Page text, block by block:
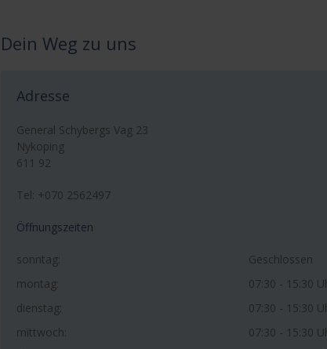
Dein Weg zu uns
Adresse
General Schybergs Vag 23
Nykoping
611 92
Tel: +070 2562497
Öffnungszeiten
sonntag:
Geschlossen
montag:
07:30 - 15:30
dienstag:
07:30 - 15:30
mittwoch:
07:30 - 15:30